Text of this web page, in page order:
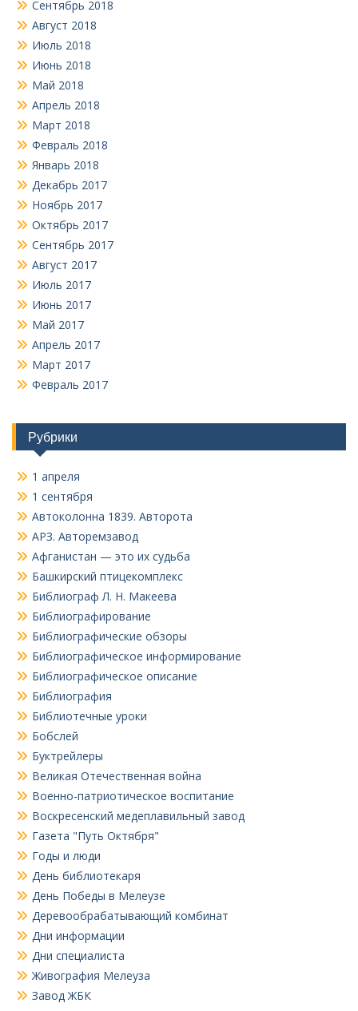
Сентябрь 2018
Август 2018
Июль 2018
Июнь 2018
Май 2018
Апрель 2018
Март 2018
Февраль 2018
Январь 2018
Декабрь 2017
Ноябрь 2017
Октябрь 2017
Сентябрь 2017
Август 2017
Июль 2017
Июнь 2017
Май 2017
Апрель 2017
Март 2017
Февраль 2017
Рубрики
1 апреля
1 сентября
Автоколонна 1839. Авторота
АРЗ. Авторемзавод
Афганистан — это их судьба
Башкирский птицекомплекс
Библиограф Л. Н. Макеева
Библиографирование
Библиографические обзоры
Библиографическое информирование
Библиографическое описание
Библиография
Библиотечные уроки
Бобслей
Буктрейлеры
Великая Отечественная война
Военно-патриотическое воспитание
Воскресенский медеплавильный завод
Газета "Путь Октября"
Годы и люди
День библиотекаря
День Победы в Мелеузе
Деревообрабатывающий комбинат
Дни информации
Дни специалиста
Живография Мелеуза
Завод ЖБК